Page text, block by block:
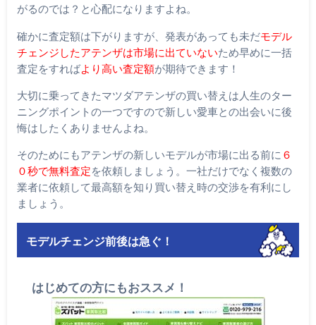
がるのでは？と心配になりますよね。
確かに査定額は下がりますが、発表があっても未だモデル
チェンジしたアテンザは市場に出ていないため早めに一括
査定をすればより高い査定額が期待できます！
大切に乗ってきたマツダアテンザの買い替えは人生のター
ニングポイントの一つですので新しい愛車との出会いに後
悔はしたくありませんよね。
そのためにもアテンザの新しいモデルが市場に出る前に ６
０秒で無料査定を依頼しましょう。一社だけでなく複数の
業者に依頼して最高額を知り買い替え時の交渉を有利にし
ましょう。
モデルチェンジ前後は急ぐ！
はじめての方にもおススメ！